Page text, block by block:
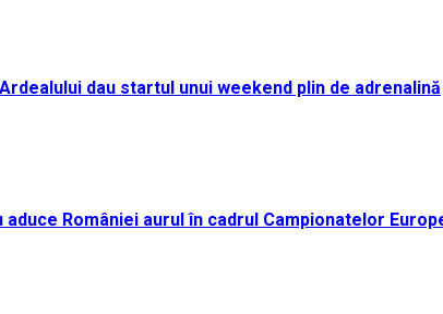
dau startul unui weekend plin de adrenalină
României aurul în cadrul Campionatelor